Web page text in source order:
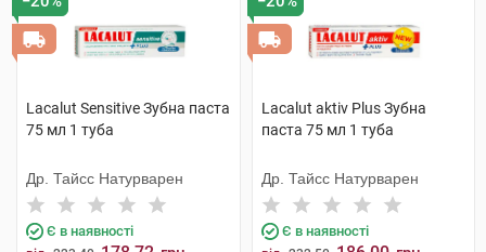
Lacalut Sensitive Зубна паста
75 мл 1 туба
Др. Тайсс Натурварен
Є в наявності
Lacalut aktiv Plus Зубна
паста 75 мл 1 туба
Др. Тайсс Натурварен
Є в наявності